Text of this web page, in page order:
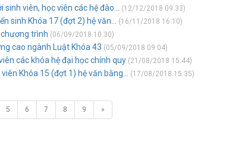
viên, học viên các hệ đào... (12/12/2018 09:33)
sinh Khóa 17 (đợt 2) hệ văn... (16/11/2018 16:10)
chương trình (06/09/2018 10:30)
cao ngành Luật Khóa 43 (05/09/2018 09:04)
các khóa hệ đại học chính quy (21/08/2018 15:44)
Khóa 15 (đợt 1) hệ văn bằng... (17/08/2018 15:35)
5 6 7 8 9 »